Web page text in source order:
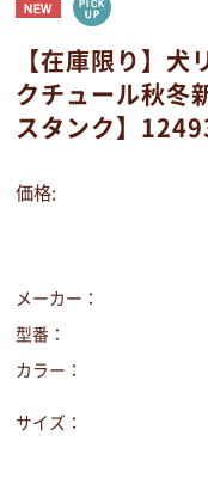
【在庫限り】
クチュール秋冬
スタンク】
価格:
メーカー：
型番：
カラー：
サイズ：